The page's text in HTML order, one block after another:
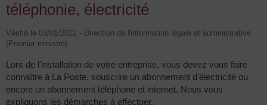
téléphonie, électricité
Vérifié le 03/01/2022 - Direction de l'information légale et administrative
(Premier ministre)
Lors de l'installation de votre entreprise, vous devez vous faire
connaître à La Poste, souscrire un abonnement d'électricité ou
encore un abonnement téléphone et internet. Nous vous
expliquons les démarches à effectuer.